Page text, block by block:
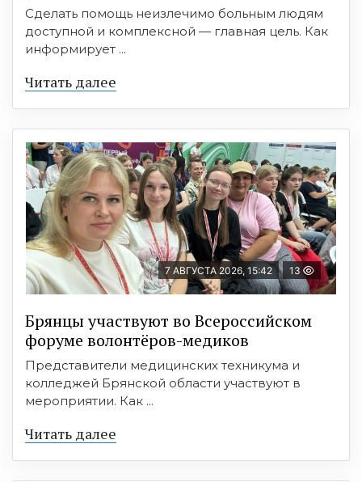
Сделать помощь неизлечимо больным людям
доступной и комплексной — главная цель. Как
информирует ...
Читать далее
7 АВГУСТА 2026, 15:42 13
Брянцы участвуют во Всероссийском
форуме волонтёров-медиков
Представители медицинских техникума и
колледжей Брянской области участвуют в
мероприятии. Как ...
Читать далее